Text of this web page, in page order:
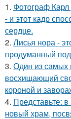
1. Фотограф Карл
- и этот кадр
сердце.
2. Лисья нора -
продуманный
3. Один из самых
восхищающий
короной и
4. Представьте:
новый храм,